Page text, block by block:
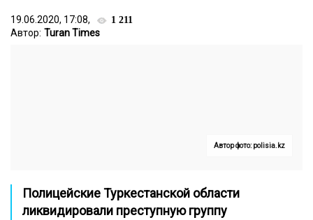
19.06.2020, 17:08, 1 211
Автор: Turan Times
Автор фото: polisia.kz
Полицейские Туркестанской области
ликвидировали преступную группу